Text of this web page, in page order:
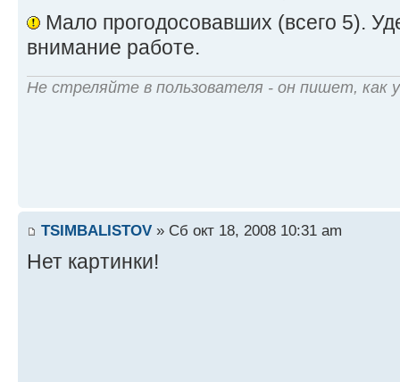
Мало прогодосовавших (всего 5).
внимание работе.
Не стреляйте в пользователя - он пишет, как
TSIMBALISTOV » Сб окт 18, 2008 10:31 am
Нет картинки!